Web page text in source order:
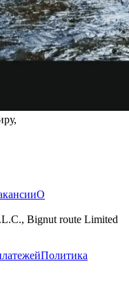
О
Bignut route Limited
Политика